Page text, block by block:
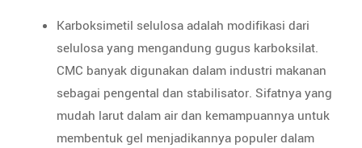
Karboksimetil selulosa adalah modifikasi dari
selulosa yang mengandung gugus karboksilat.
CMC banyak digunakan dalam industri makanan
sebagai pengental dan stabilisator. Sifatnya yang
mudah larut dalam air dan kemampuannya untuk
membentuk gel menjadikannya populer dalam